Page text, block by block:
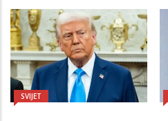
SVIJET